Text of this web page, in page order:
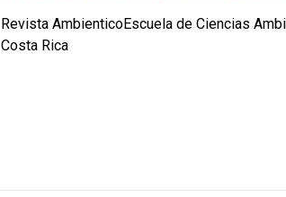
Revista AmbienticoEscuela de Ciencias
Costa Rica